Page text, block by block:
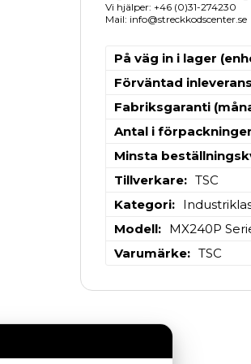
Vi hjälper: +46 (0)31-274230
Mail: info@streckkodscenter.se
På väg in i lager
Förväntad inleverans
Fabriksgaranti
Antal i
Minsta
Tillverkare
TSC
Kategori
Modell
MX240P
Varumärke
TSC